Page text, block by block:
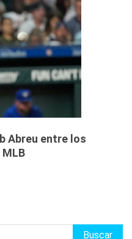
Abreu entre los